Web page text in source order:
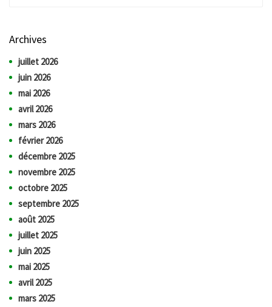
Archives
juillet 2026
juin 2026
mai 2026
avril 2026
mars 2026
février 2026
décembre 2025
novembre 2025
octobre 2025
septembre 2025
août 2025
juillet 2025
juin 2025
mai 2025
avril 2025
mars 2025